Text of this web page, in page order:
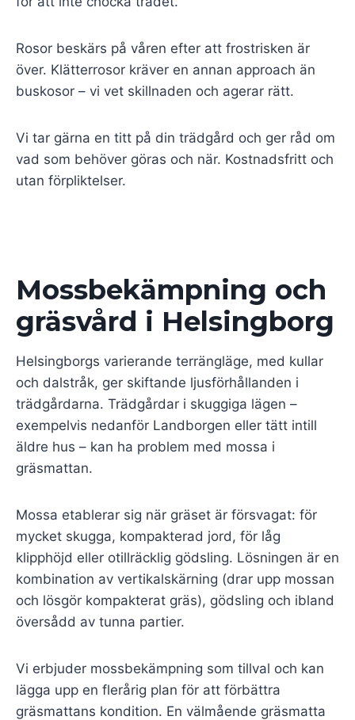
Rosor beskärs på våren efter att frostrisken är
över. Klätterrosor kräver en annan approach än
buskosor – vi vet skillnaden och agerar rätt.
Vi tar gärna en titt på din trädgård och ger råd om
vad som behöver göras och när. Kostnadsfritt och
utan förpliktelser.
Mossbekämpning och
gräsvård i Helsingborg
Helsingborgs varierande terrängläge, med kullar
och dalstråk, ger skiftande ljusförhållanden i
trädgårdarna. Trädgårdar i skuggiga lägen –
exempelvis nedanför Landborgen eller tätt intill
äldre hus – kan ha problem med mossa i
gräsmattan.
Mossa etablerar sig när gräset är försvagat: för
mycket skugga, kompakterad jord, för låg
klipphöjd eller otillräcklig gödsling. Lösningen är en
kombination av vertikalskärning (drar upp mossan
och lösgör kompakterat gräs), gödsling och ibland
översådd av tunna partier.
Vi erbjuder mossbekämpning som tillval och kan
lägga upp en flerårig plan för att förbättra
gräsmattans kondition. En välmående gräsmatta